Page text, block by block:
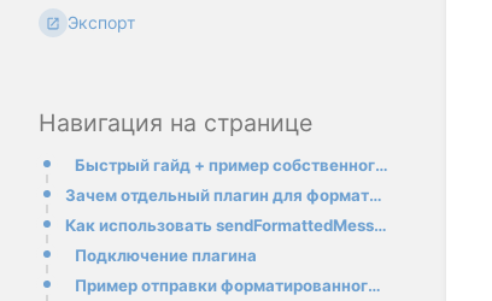
Навигация на странице
Быстрый гайд + пример собственного плагина
Зачем отдельный плагин для форматированных сообщений
Как использовать sendFormattedMessage
Подключение плагина
Пример отправки форматированного сообщения
Экспорт